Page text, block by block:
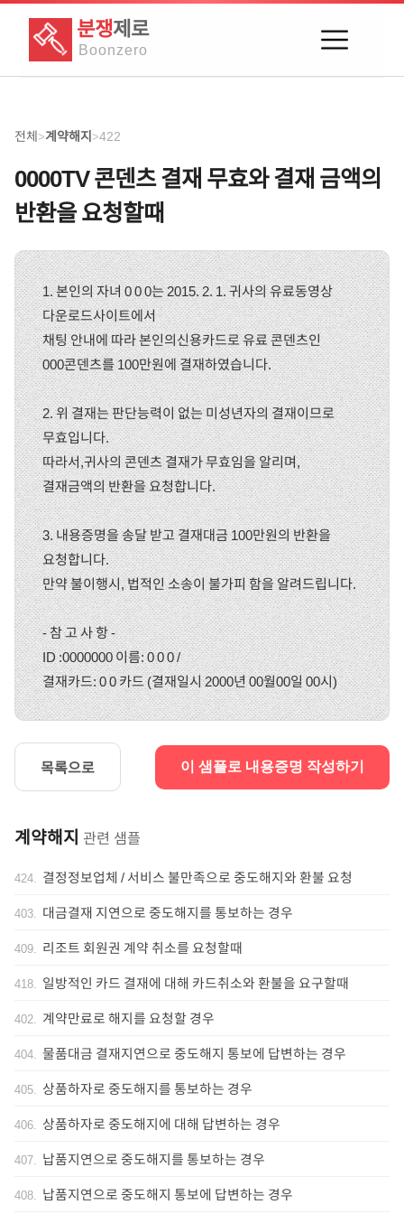
분쟁제로
Boonzero
전체>계약해지>422
0000TV 콘덴츠 결재 무효와 결재 금액의
반환을 요청할때
1. 본인의 자녀 0 0 0는 2015. 2. 1. 귀사의 유료동영상
다운로드사이트에서
채팅 안내에 따라 본인의신용카드로 유료 콘덴츠인
000콘덴츠를 100만원에 결재하였습니다.
2. 위 결재는 판단능력이 없는 미성년자의 결재이므로
무효입니다.
따라서,귀사의 콘덴츠 결재가 무효임을 알리며,
결재금액의 반환을 요청합니다.
3. 내용증명을 송달 받고 결재대금 100만원의 반환을
요청합니다.
만약 불이행시, 법적인 소송이 불가피 함을 알려드립니다.
- 참 고 사 항 -
ID :0000000 이름: 0 0 0 /
결재카드: 0 0 카드 (결재일시 2000년 00월00일 00시)
목록으로 이 샘플로 내용증명 작성하기
계약해지 관련 샘플
424. 결정정보업체 / 서비스 불만족으로 중도해지와 환불 요청
403. 대금결재 지연으로 중도해지를 통보하는 경우
409. 리조트 회원권 계약 취소를 요청할때
418. 일방적인 카드 결재에 대해 카드취소와 환불을 요구할때
402. 계약만료로 해지를 요청할 경우
404. 물품대금 결재지연으로 중도해지 통보에 답변하는 경우
405. 상품하자로 중도해지를 통보하는 경우
406. 상품하자로 중도해지에 대해 답변하는 경우
407. 납품지연으로 중도해지를 통보하는 경우
408. 납품지연으로 중도해지 통보에 답변하는 경우